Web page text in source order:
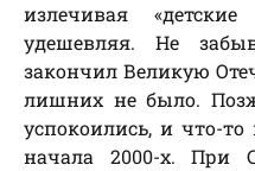
излечивая
удешевляя. Не
закончил Великую
лишних не было.
успокоились, и что-
начала 2000-х. При